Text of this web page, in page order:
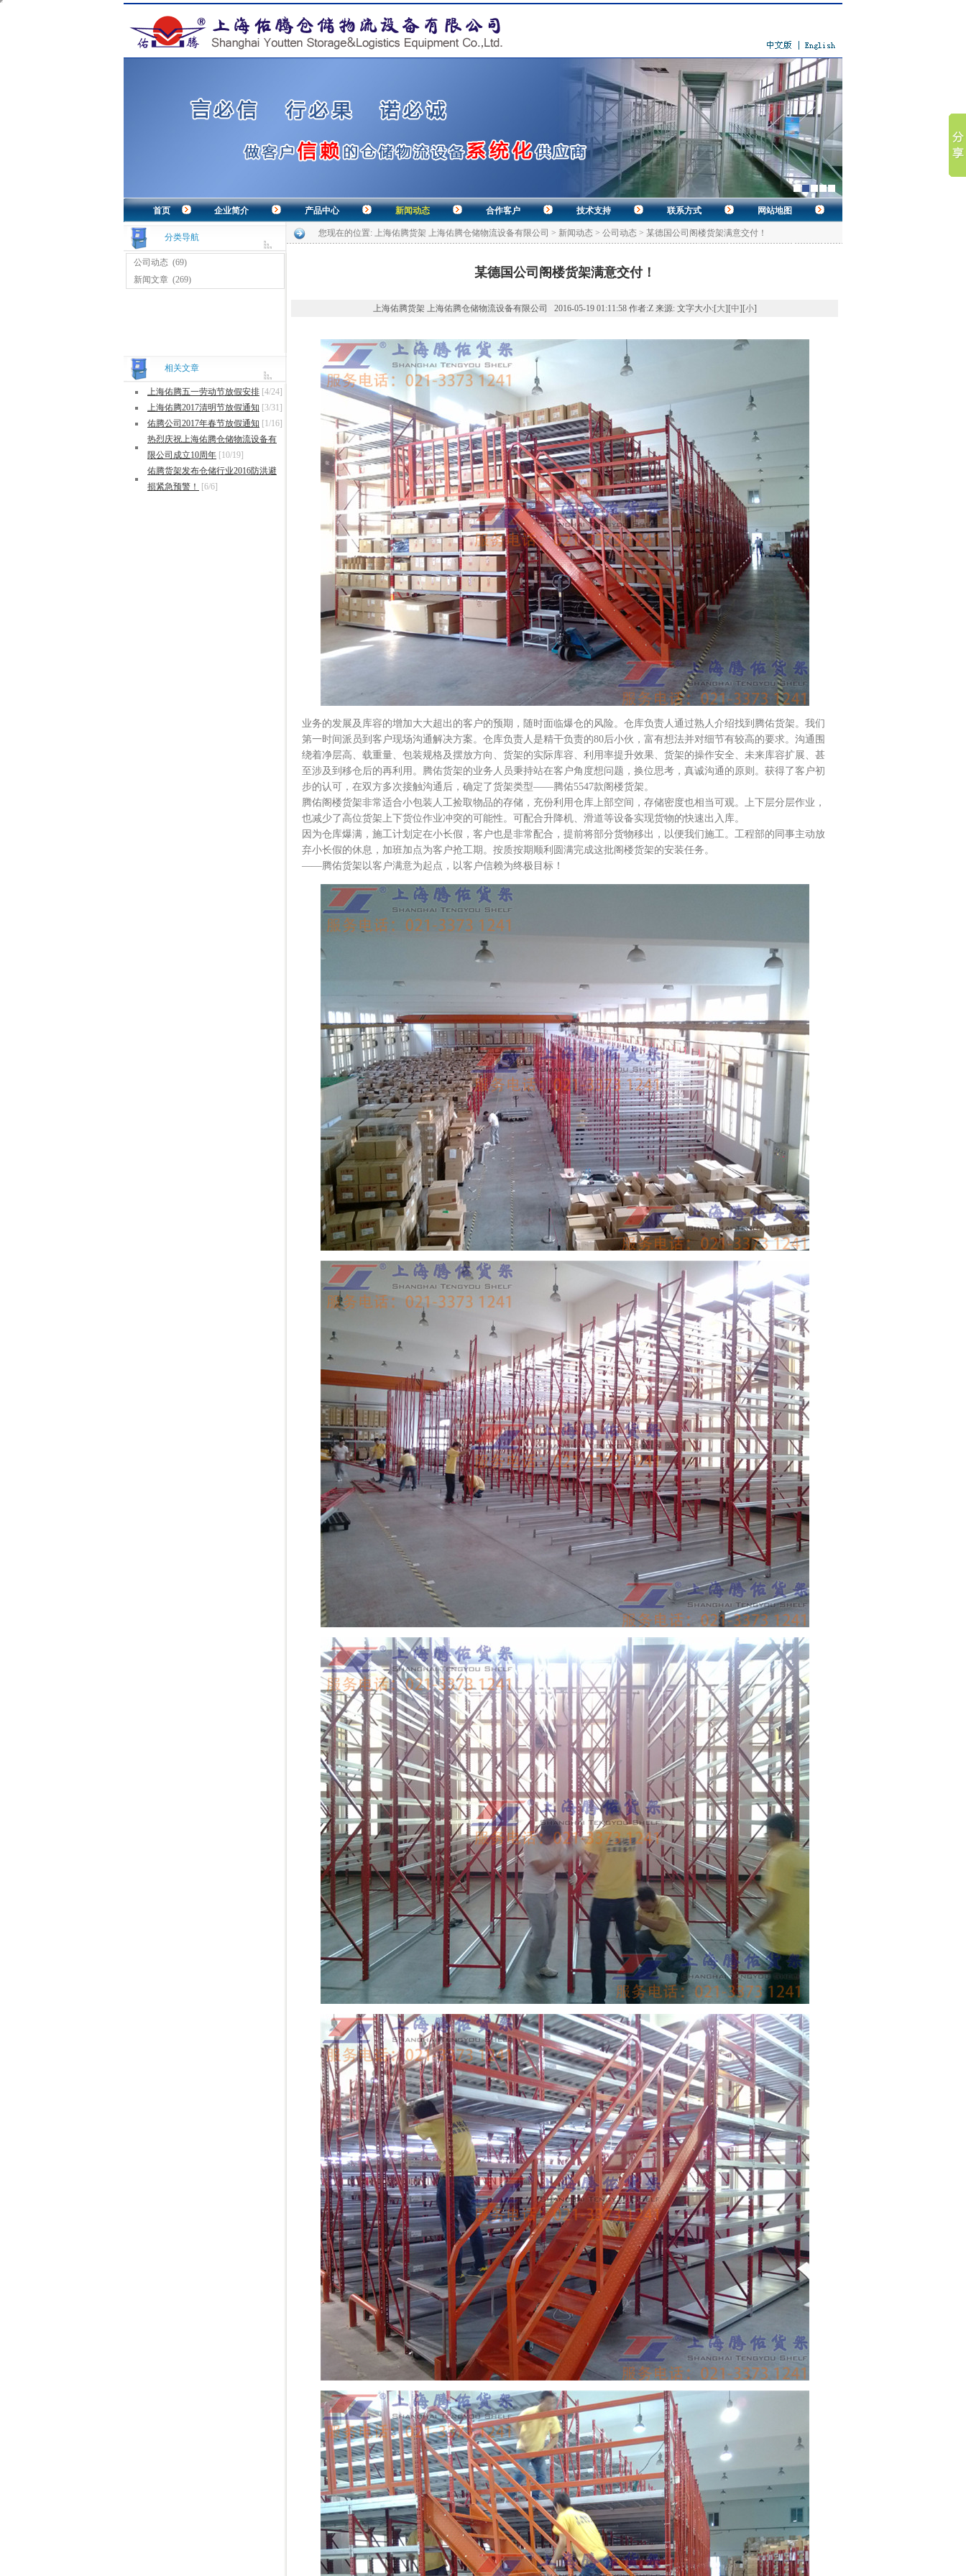
首页 企业简介 产品中心 新闻动态 合作客户 技术支持 联系方式 网站地图
分类导航
公司动态 (69)
新闻文章 (269)
相关文章
上海佑腾五一劳动节放假安排 [4/24]
上海佑腾2017清明节放假通知 [3/31]
佑腾公司2017年春节放假通知 [1/16]
热烈庆祝上海佑腾仓储物流设备有
限公司成立10周年 [10/19]
佑腾货架发布仓储行业2016防洪避
损紧急预警！
[6/6]
您现在的位置: 上海佑腾货架 上海佑腾仓储物流设备有限公司 > 新闻动态 > 公司动态 > 某德国公司阁楼货架满意交付！
某德国公司阁楼货架满意交付！
上海佑腾货架 上海佑腾仓储物流设备有限公司 2016-05-19 01:11:58 作者:Z 来源: 文字大小:[大][中][小]
业务的发展及库容的增加大大超出的客户的预期，随时面临爆仓的风险。仓库负责人通过熟人介绍找到腾佑货架。我们
第一时间派员到客户现场沟通解决方案。仓库负责人是精干负责的80后小伙，富有想法并对细节有较高的要求。沟通围
绕着净层高、载重量、包装规格及摆放方向、货架的实际库容、利用率提升效果、货架的操作安全、未来库容扩展、甚
至涉及到移仓后的再利用。腾佑货架的业务人员秉持站在客户角度想问题，换位思考，真诚沟通的原则。获得了客户初
步的认可，在双方多次接触沟通后，确定了货架类型——腾佑5547款阁楼货架。
腾佑阁楼货架非常适合小包装人工捡取物品的存储，充份利用仓库上部空间，存储密度也相当可观。上下层分层作业，
也减少了高位货架上下货位作业冲突的可能性。可配合升降机、滑道等设备实现货物的快速出入库。
因为仓库爆满，施工计划定在小长假，客户也是非常配合，提前将部分货物移出，以便我们施工。工程部的同事主动放
弃小长假的休息，加班加点为客户抢工期。按质按期顺利圆满完成这批阁楼货架的安装任务。
——腾佑货架以客户满意为起点，以客户信赖为终极目标！